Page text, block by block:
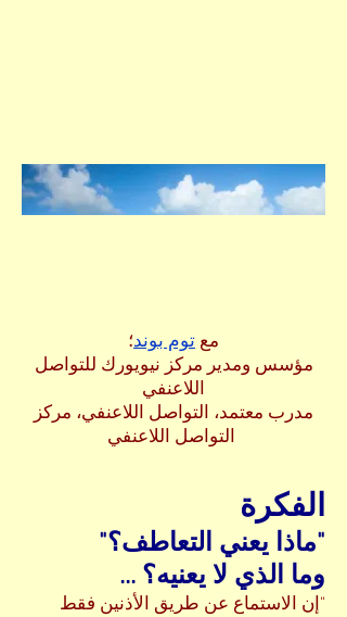
مع توم بوند؛
مؤسس ومدير مركز نيويورك للتواصل
اللاعنفي
مدرب معتمد، التواصل اللاعنفي، مركز
التواصل اللاعنفي
الفكرة
"ماذا يعني التعاطف؟"
... وما الذي لا يعنيه؟
"إن الاستماع عن طريق الأذنين فقط